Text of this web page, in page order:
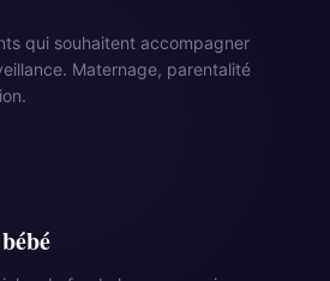
qui souhaitent accompagner
Maternage, parentalité